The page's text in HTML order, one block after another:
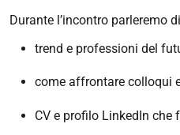
febbraio-
2026-
Incontro
Durante l’incontro parleremo
trend e professioni del
come affrontare colloqui
CV e profilo LinkedIn che